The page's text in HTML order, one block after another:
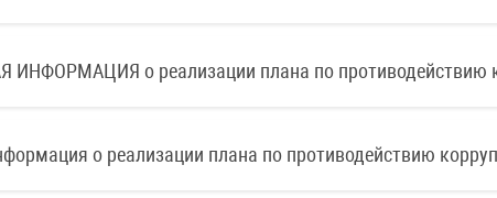
о реализации плана по противодействию
о реализации плана по противодействию